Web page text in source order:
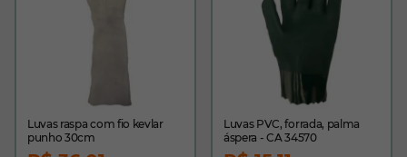
Luvas raspa com fio kevlar
punho 30cm
Luvas PVC, forrada, palma
áspera - CA 34570